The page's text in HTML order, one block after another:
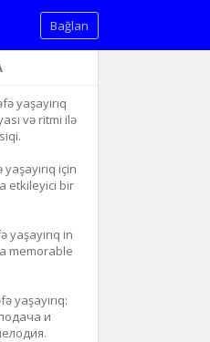
Bağlan
yaşayırıq
və ritmi ilə
için
etkileyici bir
yaşayırıq in
memorable
yaşayırıq:
и